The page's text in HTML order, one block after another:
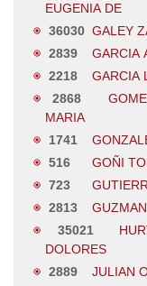
EUGENIA DE
36030 GALEY
2839
GARCIA
2218
GARCIA
2868
MARIA
1741
516
GOÑI
723
2813
35021
DOLORES
2889
JULIAN